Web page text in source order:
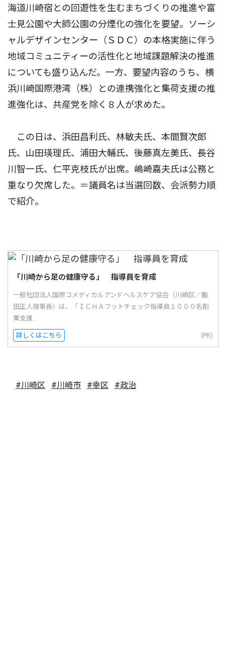
海道川崎宿との回遊性を生むまちづくりの推進や富
士見公園や大師公園の分煙化の強化を要望。ソーシ
ャルデザインセンター（ＳＤＣ）の本格実施に伴う
地域コミュニティーの活性化と地域課題解決の推進
についても盛り込んだ。一方、要望内容のうち、横
浜川崎国際港湾（株）との連携強化と集荷支援の推
進強化は、共産党を除く８人が求めた。
この日は、浜田昌利氏、林敏夫氏、本間賢次郎
氏、山田瑛理氏、浦田大輔氏、後藤真左美氏、長谷
川智一氏、仁平克枝氏が出席。嶋崎嘉夫氏は公務と
重なり欠席した。＝議員名は当選回数、会派勢力順
で紹介。
「川崎から足の健康守る」 指導員を育成
一般社団法人国際コメディカルアンドヘルスケア協会（川崎区／飯
田正人理事長）は、「ＩＣＨＡフットチェック指導員１０００名創
業支援...
詳しくはこちら (PR)
#川崎区 #川崎市 #幸区 #政治